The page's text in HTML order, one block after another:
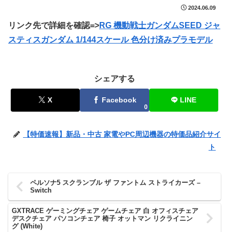
2024.06.09
リンク先で詳細を確認=>RG 機動戦士ガンダムSEED ジャ
スティスガンダム 1/144スケール 色分け済みプラモデル
シェアする
X Facebook
0
LINE
【特価速報】新品・中古 家電やPC周辺機器の特価品紹介サイ
ト
ペルソナ5 スクランブル ザ ファントム ストライカーズ –
Switch
GXTRACE ゲーミングチェア ゲームチェア 白 オフィスチェア
デスクチェア パソコンチェア 椅子 オットマン リクライニン
グ (White)